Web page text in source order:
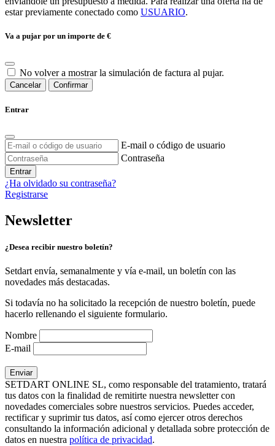
estar previamente conectado como USUARIO.
Va a pujar por un importe de €
No volver a mostrar la simulación de factura al pujar.
Cancelar Confirmar
Entrar
E-mail o código de usuario
Contraseña
Entrar
¿Ha olvidado su contraseña?
Registrarse
Newsletter
¿Desea recibir nuestro boletín?
Setdart envía, semanalmente y vía e-mail, un boletín con las
novedades más destacadas.
Si todavía no ha solicitado la recepción de nuestro boletín, puede
hacerlo rellenando el siguiente formulario.
Nombre
E-mail
SETDART ONLINE SL, como responsable del tratamiento, tratará
tus datos con la finalidad de remitirte nuestra newsletter con
novedades comerciales sobre nuestros servicios. Puedes acceder,
rectificar y suprimir tus datos, así como ejercer otros derechos
consultando la información adicional y detallada sobre protección de
datos en nuestra política de privacidad.